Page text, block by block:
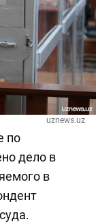
uznews.uz
по
дело в
в